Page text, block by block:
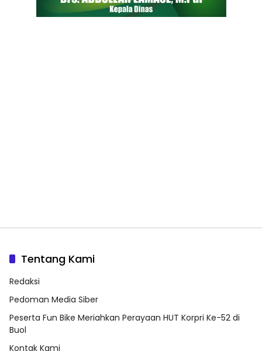
Redaksi
Pedoman Media Siber
Peserta Fun Bike Meriahkan Perayaan HUT Korpri Ke-52 di
Buol